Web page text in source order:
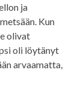
ja
Kun
olivat
oli löytänyt
arvaamatta,